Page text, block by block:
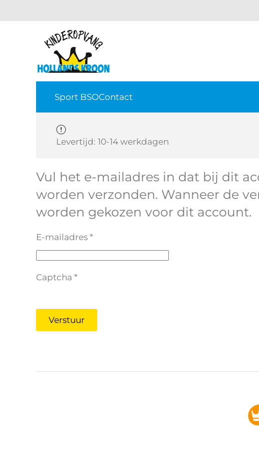
Terug naar hoofdinhoud
Sport BSOContact
Levertijd: 10-14 werkdagen
Vul het e-mailadres in dat bij dit
worden verzonden. Wanneer de
worden gekozen voor dit account.
E-mailadres *
Captcha *
Verstuur